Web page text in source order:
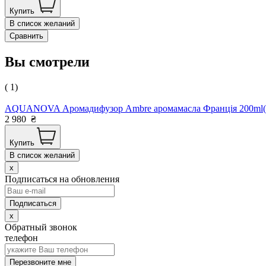
Купить
В список желаний
Сравнить
Вы смотрели
( 1)
AQUANOVA Аромадифузор Ambre аромамасла Франція
2 980 ₴
Купить
В список желаний
x
Подписаться на обновления
x
Обратный звонок
телефон
Перезвоните мне